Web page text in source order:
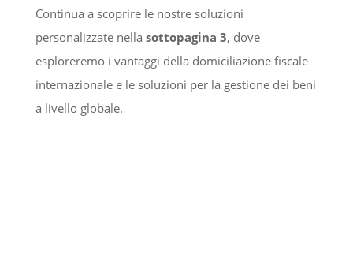
Continua a scoprire le nostre soluzioni
personalizzate nella sottopagina 3, dove
esploreremo i vantaggi della domiciliazione fiscale
internazionale e le soluzioni per la gestione dei beni
a livello globale.